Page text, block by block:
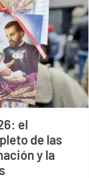
el
de las
y la